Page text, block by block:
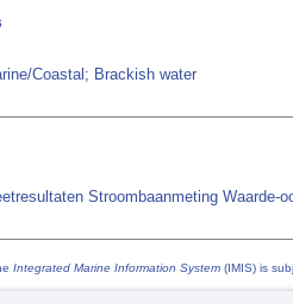
Coastal; Brackish water
Stroombaanmeting
Integrated Marine Information System (IMIS) is